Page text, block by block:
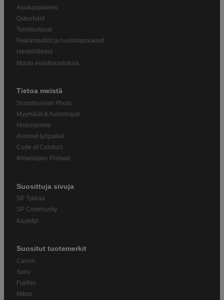
Asiakaspalvelu
Ostoehdot
Toimitustavat
Reklamaatiot ja huoltotapaukset
Henkilötiedot
Muuta evästeasetuksia
Tietoa meistä
Scandinavian Photo
Myymälät & Aukioloajat
Historiamme
Avoimet työpaikat
Code of Conduct
Ilmiantajien Portaali
Suosittuja sivuja
SP Tykkää
SP Community
Käytetyt
Suositut tuotemerkit
Canon
Sony
Fujifilm
Nikon